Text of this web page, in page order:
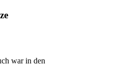
war in den